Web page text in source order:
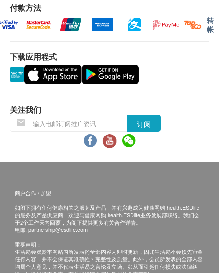
付款方法
转
帐
下载应用程式
关注我们
订阅
商户合作 / 加盟
如阁下拥有任何健康相关之服务及产品，并有兴趣成为健康网购 health.ESDlife
的服务及产品供应商，欢迎与健康网购 health.ESDlife业务发展部联络。我们会
于2个工作天内回覆，为阁下提供更多有关合作详情。
电邮: partnership@esdlife.com
重要声明：
生活易会员於本网站内所发表的全部内容为即时更新，因此生活易不会预先审查
任何内容，并不会保证其准确性丶完整性及质量。此外，会员所发表的全部内容
均属个人意见，并不代表生活易之言论及立场。如从而引起任何损失或法律纠